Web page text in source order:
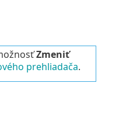
Zmeniť
prehliadača.